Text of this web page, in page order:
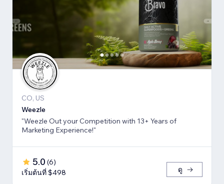
CO, US
Weezle
"Weezle Out your Competition with 13+ Years of
Marketing Experience!"
5.0 (6)
เริ่มต้นที่ $498
ดู